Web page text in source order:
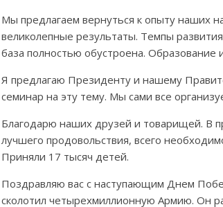
Мы предлагаем вернуться к опыту наших
великолепные результаты. Темпы
база полностью обустроена. Образование
Я предлагаю Президенту и нашему
семинар на эту тему. Мы сами все
Благодарю наших друзей и товарищей. В
лучшего продовольствия, всего
Приняли 17 тысяч детей.
Поздравляю вас с наступающим Днем
сколотил четырехмиллионную Армию. Он